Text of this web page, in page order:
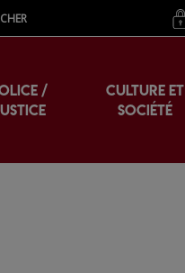
/
CULTURE ET
SOCIÉTÉ